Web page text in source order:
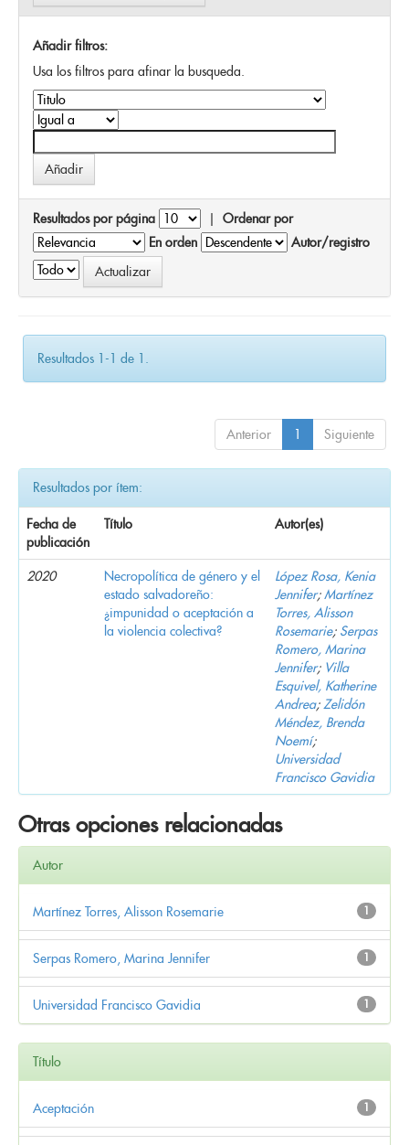
Añadir filtros:
Usa los filtros para afinar la busqueda.
Resultados por página | Ordenar por
En orden
Autor/registro
Resultados 1-1 de 1.
Anterior 1 Siguiente
Resultados por ítem:
Fecha de
publicación
Título Autor(es)
2020
Necropolítica de género y el
estado salvadoreño:
¿impunidad o aceptación a
la violencia colectiva?
López Rosa, Kenia
Jennifer;Martínez
Torres, Alisson
Rosemarie; Serpas
Romero, Marina
Jennifer; Villa
Esquivel, Katherine
Andrea; Zelidón
Méndez, Brenda
Noemí;
Universidad
Francisco Gavidia
Otras opciones relacionadas
Autor
1
Martínez Torres, Alisson Rosemarie
1
Serpas Romero, Marina Jennifer
1
Universidad Francisco Gavidia
Título
1
Aceptación